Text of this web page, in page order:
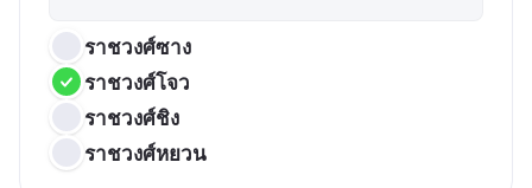
ราชวงศ์ซาง
ราชวงศ์โจว
ราชวงศ์ชิง
ราชวงศ์หยวน